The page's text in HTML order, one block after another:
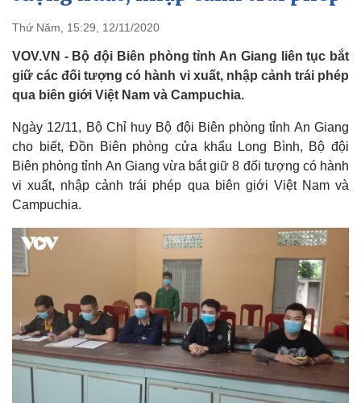
Nhận diện sự thật
Việc làm
Biển đảo
Thứ Năm, 15:29, 12/11/2020
VOV.VN - Bộ đội Biên phòng tỉnh An Giang liên tục bắt
giữ các đối tượng có hành vi xuất, nhập cảnh trái phép
qua biên giới Việt Nam và Campuchia.
Ngày 12/11, Bộ Chỉ huy Bộ đội Biên phòng tỉnh An Giang
cho biết, Đồn Biên phòng cửa khẩu Long Bình, Bộ đội
Biên phòng tỉnh An Giang vừa bắt giữ 8 đối tượng có hành
vi xuất, nhập cảnh trái phép qua biên giới Việt Nam và
Campuchia.